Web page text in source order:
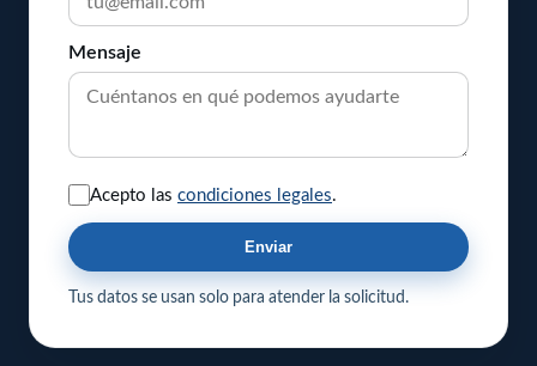
Mensaje
Acepto las condiciones legales
Enviar
Tus datos se usan solo para atender la solicitud.